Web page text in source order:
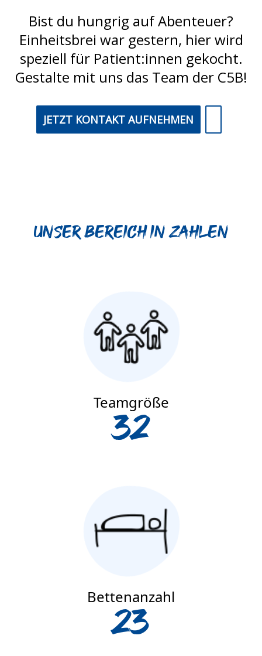
Bist du hungrig auf Abenteuer?
Einheitsbrei war gestern, hier wird
speziell für Patient:innen gekocht.
Gestalte mit uns das Team der C5B!
JETZT KONTAKT AUFNEHMEN
Unser Bereich in Zahlen
Teamgröße
32
Bettenanzahl
23